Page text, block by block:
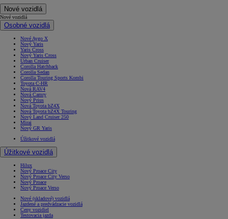
Nové vozidlá
Nové vozidlá
Osobné vozidlá
Nové Aygo X
Nový Yaris
Yaris Cross
Nový Yaris Cross
Urban Cruiser
Corolla Hatchback
Corolla Sedan
Corolla Touring Sports Kombi
Toyota C-HR
Nová RAV4
Nová Camry
Nový Prius
Nová Toyota bZ4X
Nová Toyota bZ4X Touring
Nový Land Cruiser 250
Mirai
Nový GR Yaris
Úžitkové vozidlá
Úžitkové vozidlá
Hilux
Nový Proace City
Nový Proace City Verso
Nový Proace
Nový Proace Verso
Nové (skladové) vozidlá
Jazdené a predvádzacie vozidlá
Ceny vozidiel
Testovacia jazda